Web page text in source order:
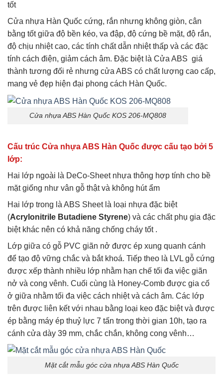
tốt
Cửa nhựa Hàn Quốc cứng, rắn nhưng không giòn, cân
bằng tốt giữa độ bền kéo, va đập, độ cứng bề mặt, độ rắn,
độ chịu nhiệt cao, các tính chất dẫn nhiệt thấp và các đặc
tính cách điện, giảm cách âm. Đặc biệt là Cửa ABS giá
thành tương đối rẻ nhưng cửa ABS có chất lượng cao cấp,
mang vẻ đẹp hiện đại phong cách Hàn Quốc.
Cửa nhựa ABS Hàn Quốc KOS 206-MQ808
Cấu trúc Cửa nhựa ABS Hàn Quốc được cấu tạo bởi 5
lớp:
Hai lớp ngoài là DeCo-Sheet nhựa thông hợp tính cho bề
mặt giống như vân gỗ thật và không hút ẩm
Hai lớp trong là ABS Sheet là loại nhựa đặc biệt
(Acrylonitrile Butadiene Styrene) và các chất phụ gia đặc
biệt khác nên có khả năng chống cháy tốt .
Lớp giữa có gỗ PVC giãn nở được ép xung quanh cánh
để tạo độ vững chắc và bắt khoá. Tiếp theo là LVL gỗ cứng
được xếp thành nhiều lớp nhằm hạn chế tối đa việc giãn
nở và cong vênh. Cuối cùng là Honey-Comb được gia cố
ở giữa nhằm tối đa việc cách nhiệt và cách âm. Các lớp
trên được liên kết với nhau bằng loại keo đặc biệt và được
ép bằng máy ép thuỷ lực 7 tấn trong thời gian 10h, tạo ra
cánh cửa dày 39 mm, chắc chắn, không cong vênh…
Mặt cắt mẫu góc cửa nhựa ABS Hàn Quốc